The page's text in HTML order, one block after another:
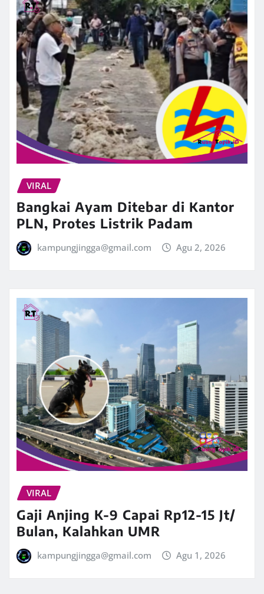
VIRAL
Bangkai Ayam Ditebar di Kantor
PLN, Protes Listrik Padam
kampungjingga@gmail.com Agu 2, 2026
VIRAL
Gaji Anjing K-9 Capai Rp12-15 Jt/
Bulan, Kalahkan UMR
kampungjingga@gmail.com Agu 1, 2026